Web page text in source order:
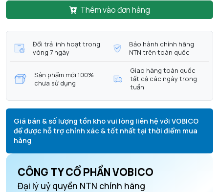
Thêm vào đơn hàng
Đổi trả linh hoạt trong
vòng 7 ngày
Bảo hành chính hãng
NTN trên toàn quốc
Sản phẩm mới 100%
chưa sử dụng
Giao hàng toàn quốc
tất cả các ngày trong
tuần
Giá bán & số lượng tồn kho vui lòng liên hệ với VOBICO
để được hỗ trợ chính xác & tốt nhất tại thời điểm mua
hàng
CÔNG TY CỔ PHẦN VOBICO
Đại lý uỷ quyền NTN chính hãng